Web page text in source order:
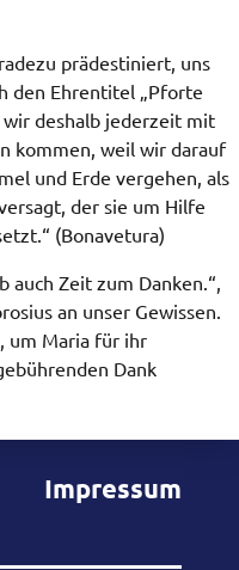
prädestiniert, uns
den Ehrentitel „Pforte
deshalb jederzeit mit
kommen, weil wir darauf
und Erde vergehen, als
der sie um Hilfe
(Bonavetura)
auch Zeit zum Danken.“,
an unser Gewissen.
um Maria für ihr
Dank
Impressum